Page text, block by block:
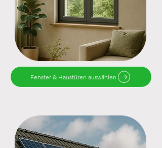
Fenster & Haustüren auswählen